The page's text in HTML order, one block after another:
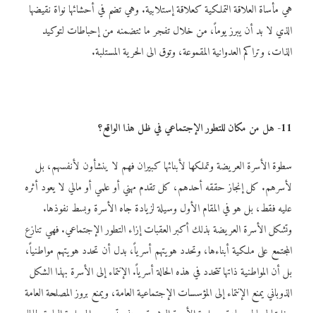
هي مأساة العلاقة التملكية كعلاقة إستلابية. وهي تضم في أحشائها نواة نقيضها
الذي لا بد أن يبرز يوماً، من خلال تفجر ما تتضمنه من إحباطات لتوكيد
الذات، وتراكم العدوانية المقموعة، وتوق الى الحرية المستلبة.
11- هل من مكان للتطور الإجتماعي في ظل هذا الواقع؟
سطوة الأسرة العريضة وتملكها لأبنائها كبيران فهم لا ينشأون لأنفسهم، بل
لأسرهم. كل إنجاز حققه أحدهم، كل تقدم مهني أو علمي أو مالي لا يعود أثره
عليه فقط، بل هو في المقام الأول وسيلة لزيادة جاه الأسرة وبسط نفوذها.
وتشكل الأسرة العريضة بذلك أكبر العقبات إزاء التطور الإجتماعي. فهي تنازع
المجتمع على ملكية أبناءها، وتحدد هويتهم أسرياً، بدل أن تحدد هويتهم مواطنياً،
بل أن المواطنية ذاتها تتحدد في هذه الحالة أسرياً. الإنتماء إلى الأسرة بهذا الشكل
الذوباني يمنع الإنتماء إلى المؤسسات الإجتماعية العامة، ويمنع بروز المصلحة العامة